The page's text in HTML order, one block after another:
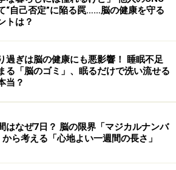
は大脳が活動していますので、様々
ることがあります。誰かの姿が見
るように感じるのも、すべては
、現実ではありません。しかもこの
肉は完全に弛緩しているので動こう
ん。声を出すためには「声帯」とい
ばなりませんが、やはり筋肉が弛
出せません。呼吸についても、意識
とができないので、深呼吸ができ
に解消することができません。
“自己否定”に陥る罠……脳の健康を守る
トは？
過ぎは脳の健康にも悪影響！ 睡眠不足
る「脳のゴミ」、眠るだけで洗い流せる
当？
はなぜ7日？ 脳の限界「マジカルナンバ
ら考える「心地よい一週間の長さ」